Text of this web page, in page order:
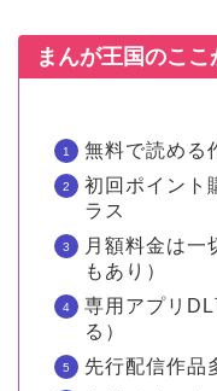
まんが王国のここ
無料で読める
初回ポイント
ラス
月額料金は一
もあり）
専用アプリ
る）
先行配信作品